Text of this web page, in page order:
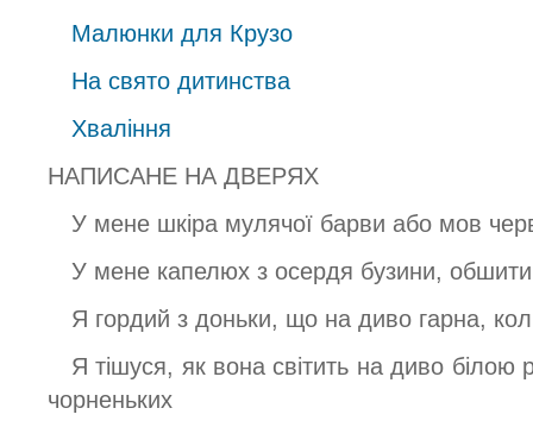
Малюнки для Крузо
На свято дитинства
Хваління
НАПИСАНЕ НА ДВЕРЯХ
У мене шкіра мулячої барви або мов
У мене капелюх з осердя бузини,
Я гордий з доньки, що на диво гарна,
Я тішуся, як вона світить на диво білою
чорненьких